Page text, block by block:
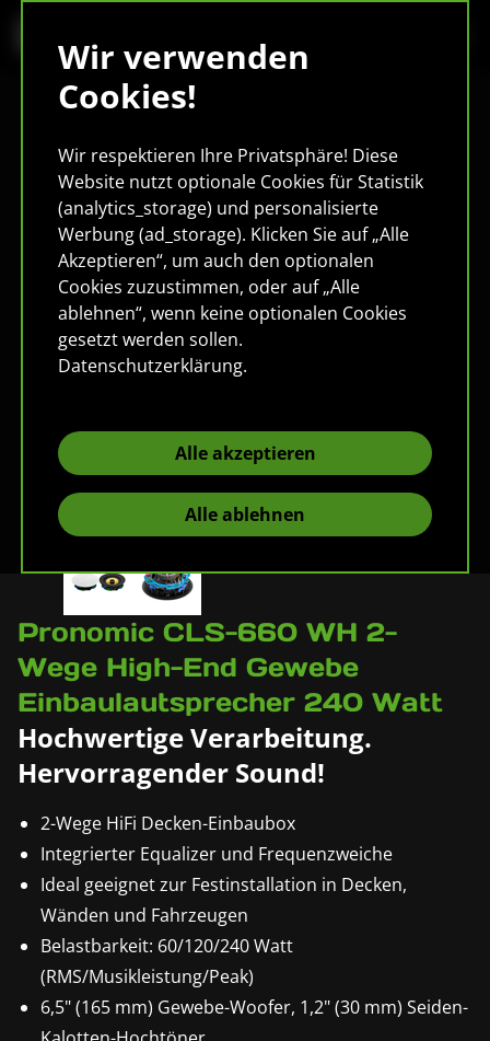
Wir verwenden
Cookies!
Wir respektieren Ihre Privatsphäre! Diese
Website nutzt optionale Cookies für Statistik
(analytics_storage) und personalisierte
Werbung (ad_storage). Klicken Sie auf „Alle
Akzeptieren“, um auch den optionalen
Cookies zuzustimmen, oder auf „Alle
ablehnen“, wenn keine optionalen Cookies
gesetzt werden sollen.
Datenschutzerklärung.
Alle akzeptieren
Alle ablehnen
Pronomic CLS-660 WH 2-
Wege High-End Gewebe
Einbaulautsprecher 240 Watt
Hochwertige Verarbeitung.
Hervorragender Sound!
2-Wege HiFi Decken-Einbaubox
Integrierter Equalizer und Frequenzweiche
Ideal geeignet zur Festinstallation in Decken,
Wänden und Fahrzeugen
Belastbarkeit: 60/120/240 Watt
(RMS/Musikleistung/Peak)
6,5" (165 mm) Gewebe-Woofer, 1,2" (30 mm) Seiden-